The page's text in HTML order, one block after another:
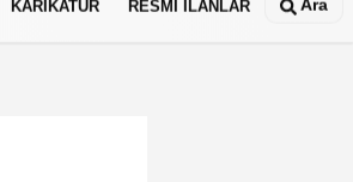
KARİKATÜR RESMİ İLANLAR Ara